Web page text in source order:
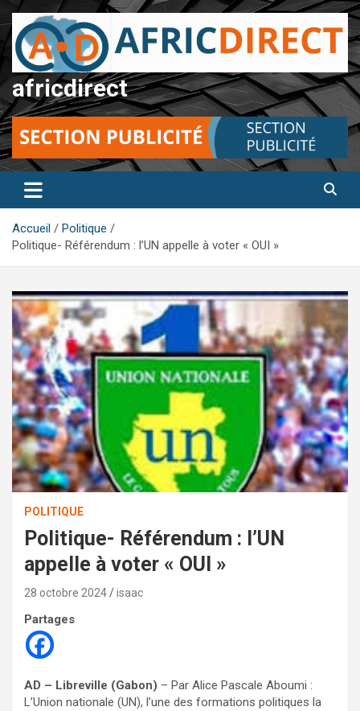
Aller
au
contenu
africdirect
Accueil
Politique
Politique- Référendum : l’UN appelle à voter « OUI »
POLITIQUE
Politique- Référendum : l’UN
appelle à voter « OUI »
28 octobre 2024 isaac
Partages
AD – Libreville (Gabon) – Par Alice Pascale Aboumi :
L’Union nationale (UN), l’une des formations politiques la